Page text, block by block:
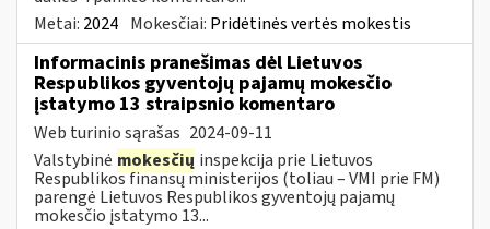
Metai: 2024 Mokesčiai: Pridėtinės vertės mokestis
Informacinis pranešimas dėl Lietuvos
Respublikos gyventojų pajamų mokesčio
įstatymo 13 straipsnio komentaro
Web turinio sąrašas 2024-09-11
Valstybinė mokesčių inspekcija prie Lietuvos
Respublikos finansų ministerijos (toliau – VMI prie FM)
parengė Lietuvos Respublikos gyventojų pajamų
mokesčio įstatymo 13...